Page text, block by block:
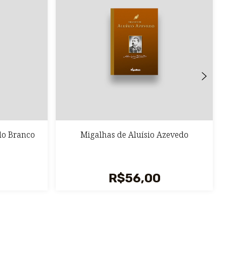
Branco Migalhas de Aluísio Azevedo
R$56,00